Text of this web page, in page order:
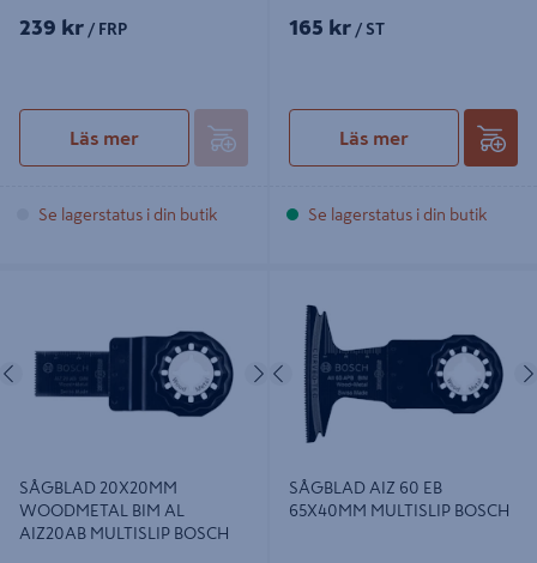
239 kr / FRP
Läs mer
Se lagerstatus i din butik
165 kr / ST
Läs mer
Se lagerstatus i din butik
Föregående Nästa
SÅGBLAD 20X20MM
WOODMETAL BIM AL
AIZ20AB MULTISLIP BOSCH
MULTISLIP BOSCH
Föregående
SÅGBLAD AIZ 60 EB
65X40MM MULTISLIP BOSCH